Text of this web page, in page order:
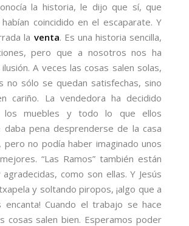
la historia, le dijo que sí, que
coincidido en el escaparate. Y
la venta. Es una historia sencilla,
pero que a nosotros nos ha
A veces las cosas salen solas,
no sólo se quedan satisfechas, sino
cariño. La vendedora ha decidido
los muebles y todo lo que ellos
daba pena desprenderse de la casa
pero no podía haber imaginado unos
“Las Ramos” también están
como son ellas. Y Jesús
y soltando piropos, ¡algo que a
encanta! Cuando el trabajo se hace
cosas salen bien. Esperamos poder